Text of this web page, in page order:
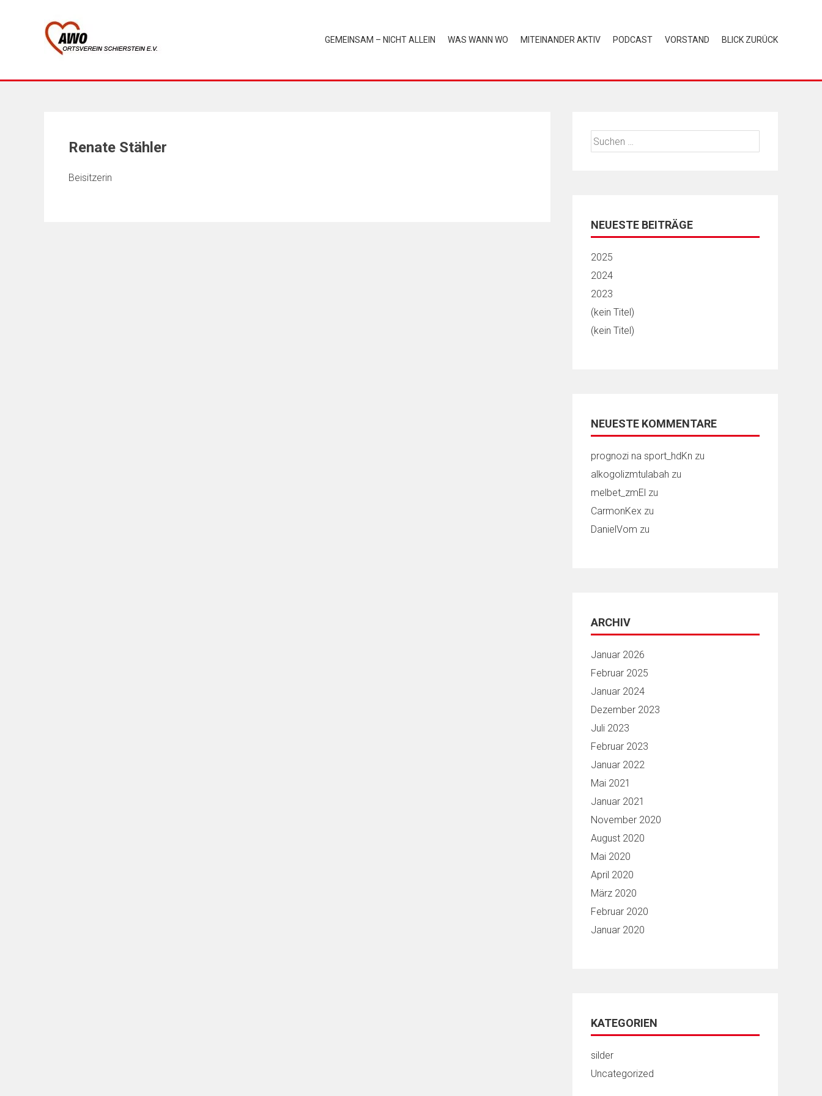
GEMEINSAM – NICHT ALLEIN WAS WANN WO MITEINANDER AKTIV PODCAST VORSTAND BLICK ZURÜCK
Renate Stähler
Beisitzerin
Suchen
nach:
NEUESTE BEITRÄGE
2025
2024
2023
(kein Titel)
(kein Titel)
NEUESTE KOMMENTARE
prognozi na sport_hdKn zu
alkogolizmtulabah zu
melbet_zmEl zu
CarmonKex zu
DanielVom zu
ARCHIV
Januar 2026
Februar 2025
Januar 2024
Dezember 2023
Juli 2023
Februar 2023
Januar 2022
Mai 2021
Januar 2021
November 2020
August 2020
Mai 2020
April 2020
März 2020
Februar 2020
Januar 2020
KATEGORIEN
silder
Uncategorized